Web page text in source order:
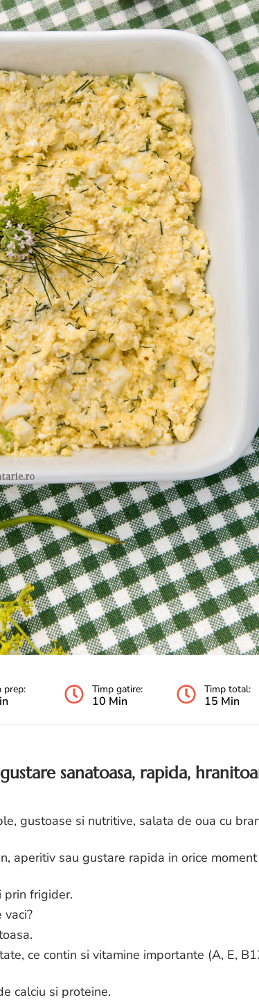
prep: Timp gatire:
10 Min
Timp total:
15 Min
sanatoasa, rapida,
gustoase si nutritive, salata de oua cu
aperitiv sau gustare rapida in orice
prin frigider.
ce contin si vitamine importante (A, E,
calciu si proteine.